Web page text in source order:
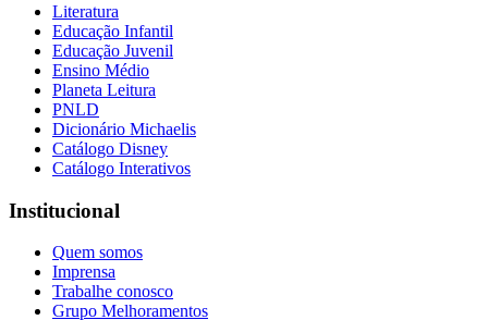
Literatura
Educação Infantil
Educação Juvenil
Ensino Médio
Planeta Leitura
PNLD
Dicionário Michaelis
Catálogo Disney
Catálogo Interativos
Institucional
Quem somos
Imprensa
Trabalhe conosco
Grupo Melhoramentos